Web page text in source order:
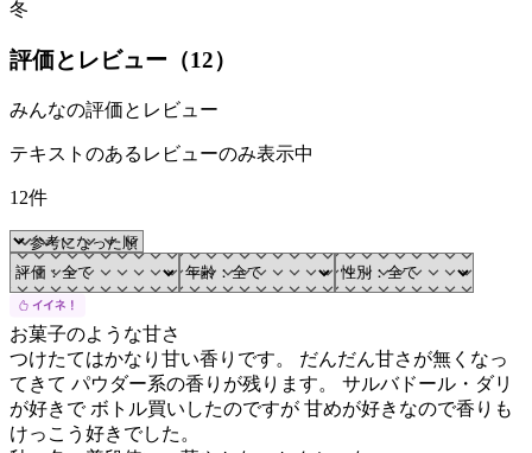
冬
評価とレビュー（12）
みんなの評価とレビュー
テキストのあるレビューのみ表示中
12件
お菓子のような甘さ
つけたてはかなり甘い香りです。 だんだん甘さが無くなっ
てきて パウダー系の香りが残ります。 サルバドール・ダリ
が好きで ボトル買いしたのですが 甘めが好きなので香りも
けっこう好きでした。